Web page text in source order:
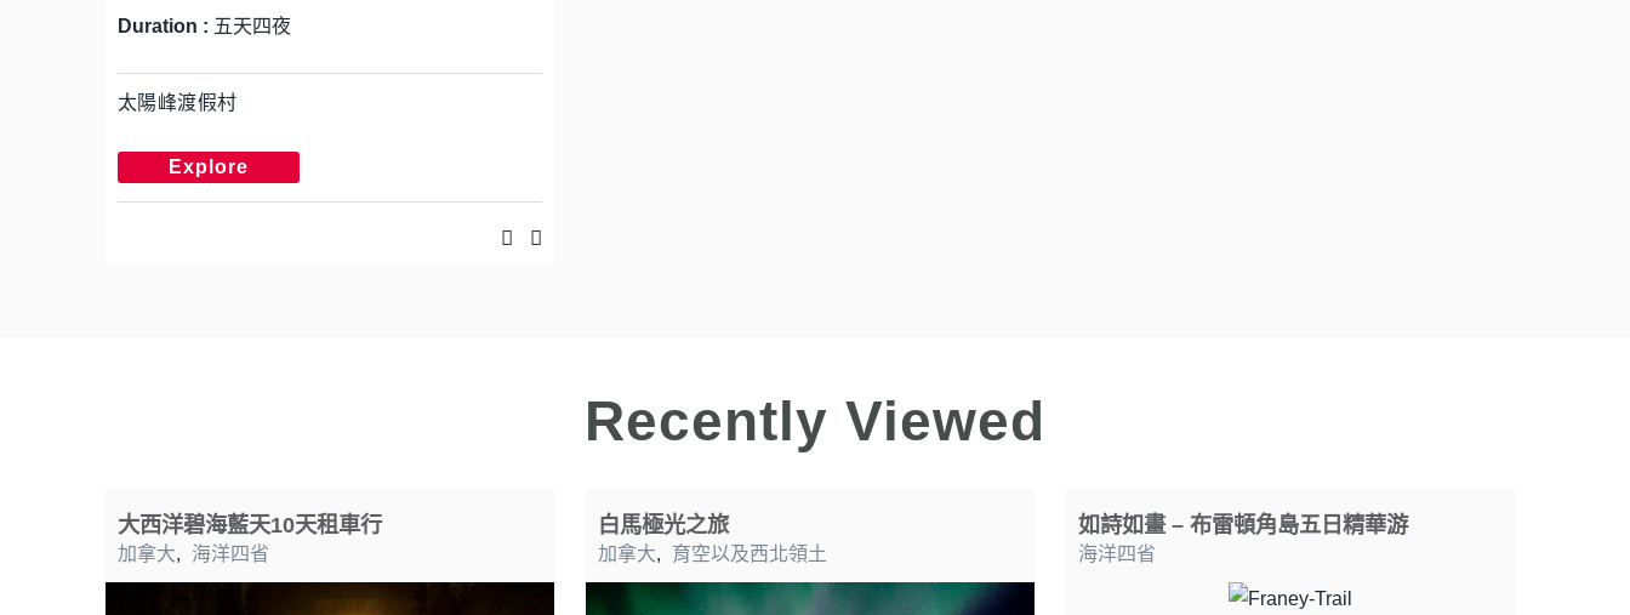
Duration : 五天四夜
太陽峰渡假村
Explore
Recently Viewed
大西洋碧海藍天10天租車行
加拿大, 海洋四省
白馬極光之旅
加拿大, 育空以及西北領土
如詩如畫 – 布雷頓角島五日精華游
海洋四省